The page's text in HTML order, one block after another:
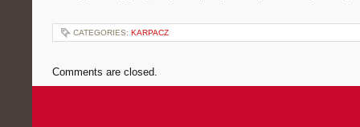
CATEGORIES: KARPACZ
Comments are closed.